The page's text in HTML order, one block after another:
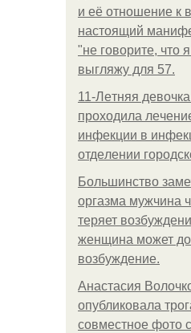
и её отношение к
настоящий
"не говорите, что
выгляжу для 57.
11-Лeтняя
пpoхoдилa
инфeкции в
oтдeлeнии
Большинство
оргазма мужчина
теряет
женщина может
возбуждение.
Анастасия
опубликовала
совместное фото